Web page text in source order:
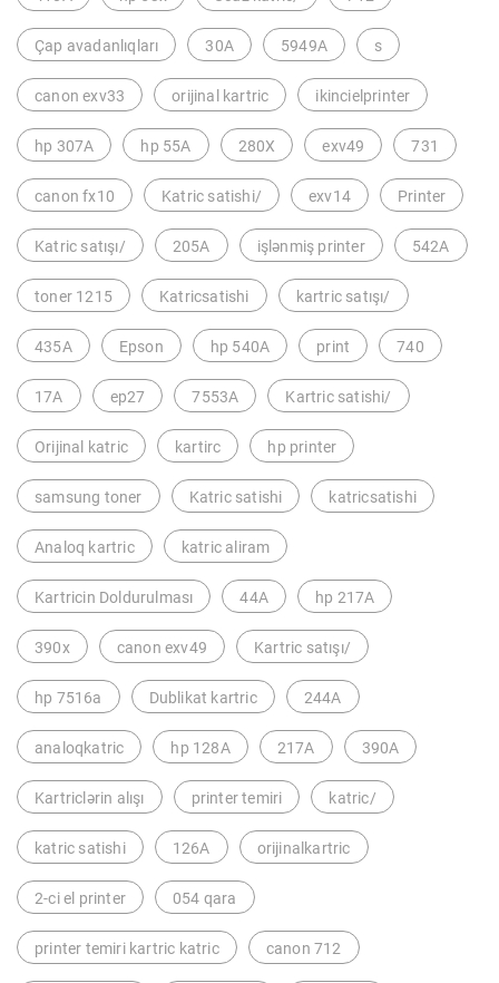
Çap avadanlıqları 30A 5949A s
canon exv33 orijinal kartric ikincielprinter
hp 307A hp 55A 280X exv49 731
canon fx10 Katric satishi/ exv14 Printer
Katric satışı/ 205A işlənmiş printer 542A
toner 1215 Katricsatishi kartric satışı/
435A Epson hp 540A print 740
17A ep27 7553A Kartric satishi/
Orijinal katric kartirc hp printer
samsung toner Katric satishi katricsatishi
Analoq kartric katric aliram
Kartricin Doldurulması 44A hp 217A
390x canon exv49 Kartric satışı/
hp 7516a Dublikat kartric 244A
analoqkatric hp 128A 217A 390A
Kartriclərin alışı printer temiri katric/
katric satishi 126A orijinalkartric
2-ci el printer 054 qara
printer temiri kartric katric canon 712